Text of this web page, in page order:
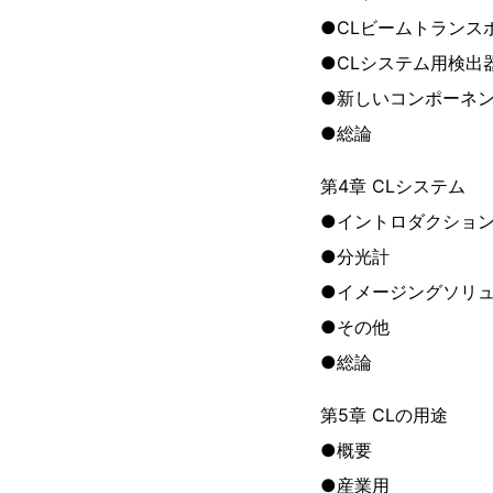
●CLビームトランス
●CLシステム用検出
●新しいコンポーネ
●総論
第4章 CLシステム
●イントロダクション
●分光計
●イメージングソリ
●その他
●総論
第5章 CLの用途
●概要
●産業用